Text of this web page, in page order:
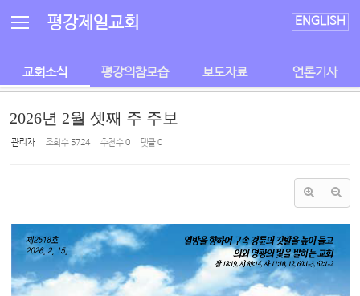
평강제일교회 ENGLISH
교회소식 평강의참모습 보도자료 언론기사
2026년 2월 셋째 주 주보
관리자 조회 수 5724 추천 수0 댓글0